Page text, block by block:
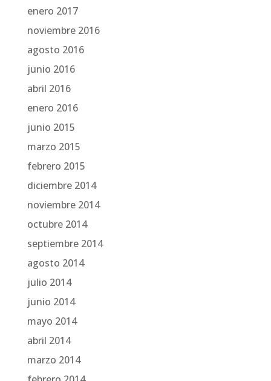
enero 2017
noviembre 2016
agosto 2016
junio 2016
abril 2016
enero 2016
junio 2015
marzo 2015
febrero 2015
diciembre 2014
noviembre 2014
octubre 2014
septiembre 2014
agosto 2014
julio 2014
junio 2014
mayo 2014
abril 2014
marzo 2014